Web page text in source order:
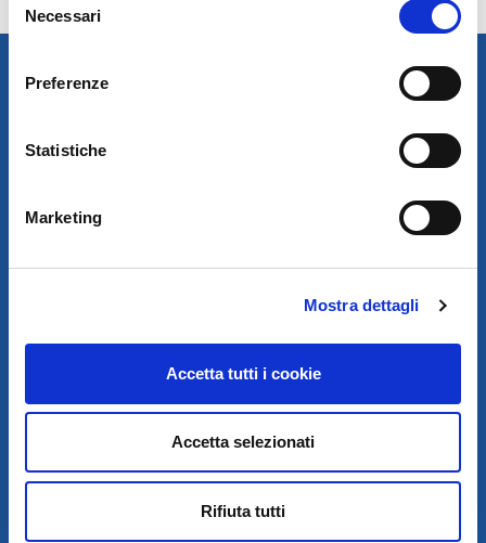
delNecessari
Preferenze
Statistiche
Marketing
Mostra dettagli
Accetta tutti i cookie
Accetta selezionati
Rifiuta tutti
GLOBAL SERVICE CAR S.R.L.
AUTODIS ITALIA HOLDING S.R.L.